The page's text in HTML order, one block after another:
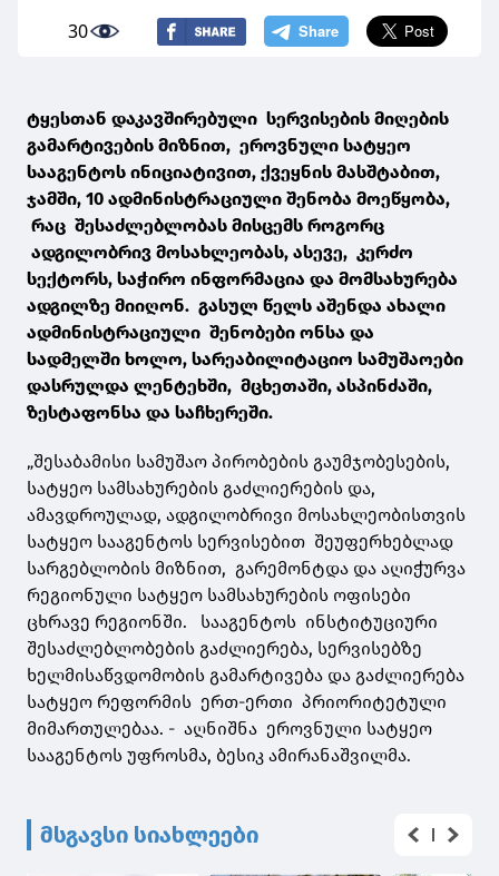
30
ტყესთან დაკავშირებული სერვისების მიღების
გამარტივების მიზნით, ეროვნული სატყეო
სააგენტოს ინიციატივით, ქვეყნის მასშტაბით,
ჯამში, 10 ადმინისტრაციული შენობა მოეწყობა,
რაც შესაძლებლობას მისცემს როგორც
ადგილობრივ მოსახლეობას, ასევე, კერძო
სექტორს, საჭირო ინფორმაცია და მომსახურება
ადგილზე მიიღონ. გასულ წელს აშენდა ახალი
ადმინისტრაციული შენობები ონსა და
სადმელში ხოლო, სარეაბილიტაციო სამუშაოები
დასრულდა ლენტეხში, მცხეთაში, ასპინძაში,
ზესტაფონსა და საჩხერეში.
„შესაბამისი სამუშაო პირობების გაუმჯობესების,
სატყეო სამსახურების გაძლიერების და,
ამავდროულად, ადგილობრივი მოსახლეობისთვის
სატყეო სააგენტოს სერვისებით შეუფერხებლად
სარგებლობის მიზნით, გარემონტდა და აღიჭურვა
რეგიონული სატყეო სამსახურების ოფისები
ცხრავე რეგიონში. სააგენტოს ინსტიტუციური
შესაძლებლობების გაძლიერება, სერვისებზე
ხელმისაწვდომობის გამარტივება და გაძლიერება
სატყეო რეფორმის ერთ-ერთი პრიორიტეტული
მიმართულებაა. - აღნიშნა ეროვნული სატყეო
სააგენტოს უფროსმა, ბესიკ ამირანაშვილმა.
მსგავსი სიახლეები